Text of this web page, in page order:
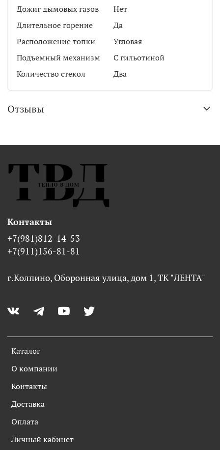
Дожиг дымовых газов
Нет
Длительное горение
Да
Расположение топки
Угловая
Подъемный механизм
С гильотиной
Количество стекол
Два
Отзывы
Каталог
О компании
Контакты
Доставка
Оплата
Личный кабинет
Контакты
+7(981)812-14-53
+7(911)156-81-81
г.Колпино, Оборонная улица, дом 1, ТК "ЛЕНТА"